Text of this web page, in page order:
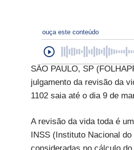
ouça este conteúdo
SÃO PAULO, SP
julgamento da revisão da
1102 saia até o dia 9 de
A revisão da vida toda é
INSS (Instituto Nacional